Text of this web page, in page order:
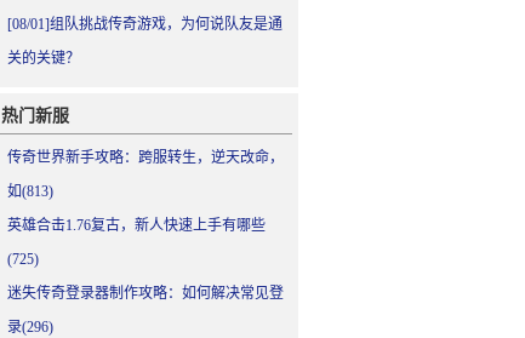
[08/01]组队挑战传奇游戏，为何说队友是通
关的关键？
热门新服
传奇世界新手攻略：跨服转生，逆天改命，
如(813)
英雄合击1.76复古，新人快速上手有哪些
(725)
迷失传奇登录器制作攻略：如何解决常见登
录(296)